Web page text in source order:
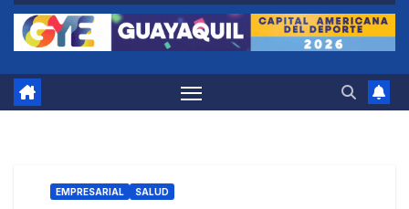
EMPRESARIAL SALUD